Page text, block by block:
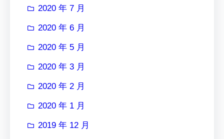
2020 年 7 月
2020 年 6 月
2020 年 5 月
2020 年 3 月
2020 年 2 月
2020 年 1 月
2019 年 12 月